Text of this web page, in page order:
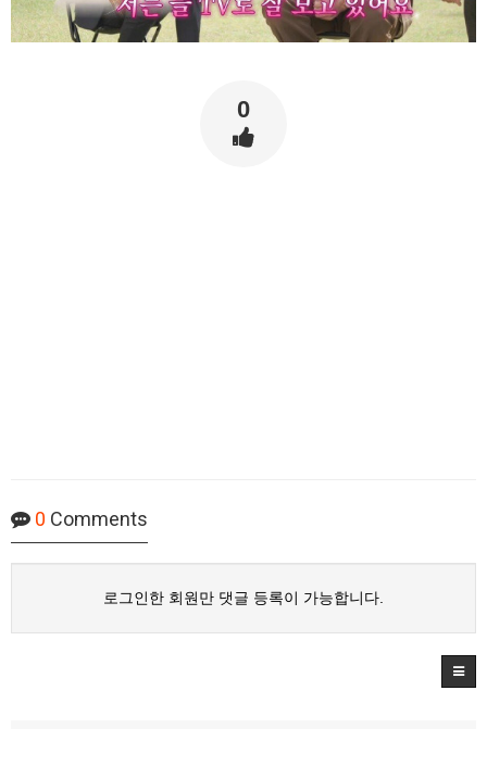
0
0 Comments
로그인한 회원만 댓글 등록이 가능합니다.